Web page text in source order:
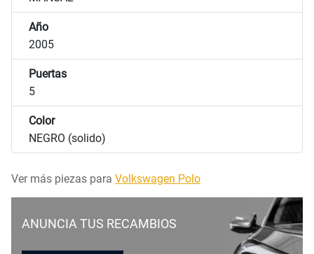
Año
2005
Puertas
5
Color
NEGRO (solido)
Ver más piezas para Volkswagen Polo
ANUNCIA TUS RECAMBIOS